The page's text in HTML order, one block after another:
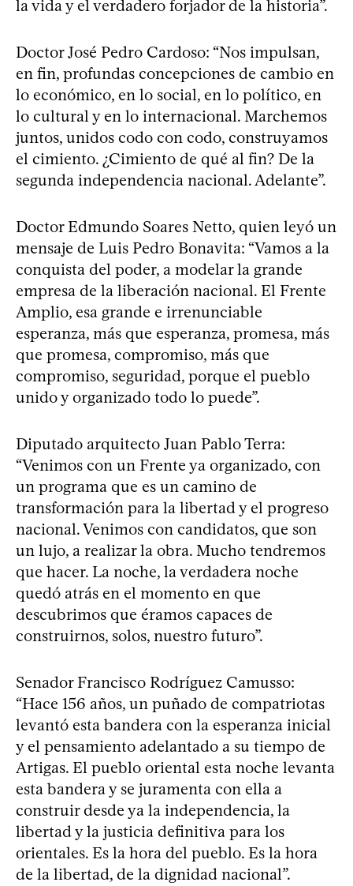
la vida y el verdadero forjador de la historia”.
Doctor José Pedro Cardoso: “Nos impulsan,
en fin, profundas concepciones de cambio en
lo económico, en lo social, en lo político, en
lo cultural y en lo internacional. Marchemos
juntos, unidos codo con codo, construyamos
el cimiento. ¿Cimiento de qué al fin? De la
segunda independencia nacional. Adelante”.
Doctor Edmundo Soares Netto, quien leyó un
mensaje de Luis Pedro Bonavita: “Vamos a la
conquista del poder, a modelar la grande
empresa de la liberación nacional. El Frente
Amplio, esa grande e irrenunciable
esperanza, más que esperanza, promesa, más
que promesa, compromiso, más que
compromiso, seguridad, porque el pueblo
unido y organizado todo lo puede”.
Diputado arquitecto Juan Pablo Terra:
“Venimos con un Frente ya organizado, con
un programa que es un camino de
transformación para la libertad y el progreso
nacional. Venimos con candidatos, que son
un lujo, a realizar la obra. Mucho tendremos
que hacer. La noche, la verdadera noche
quedó atrás en el momento en que
descubrimos que éramos capaces de
construirnos, solos, nuestro futuro”.
Senador Francisco Rodríguez Camusso:
“Hace 156 años, un puñado de compatriotas
levantó esta bandera con la esperanza inicial
y el pensamiento adelantado a su tiempo de
Artigas. El pueblo oriental esta noche levanta
esta bandera y se juramenta con ella a
construir desde ya la independencia, la
libertad y la justicia definitiva para los
orientales. Es la hora del pueblo. Es la hora
de la libertad, de la dignidad nacional”.